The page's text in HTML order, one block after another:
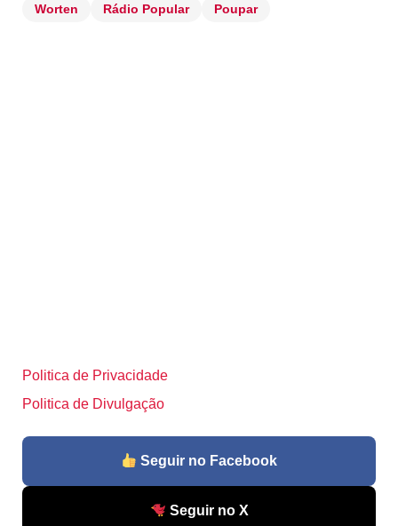
Worten
Rádio Popular Poupar
Politica de Privacidade
Politica de Divulgação
Seguir no Facebook
Seguir no X